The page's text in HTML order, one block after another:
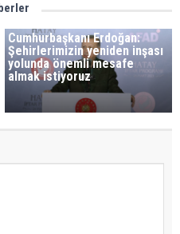
Cumhurbaşkanı Erdoğan:
Şehirlerimizin yeniden inşası
yolunda önemli mesafe
almak istiyoruz